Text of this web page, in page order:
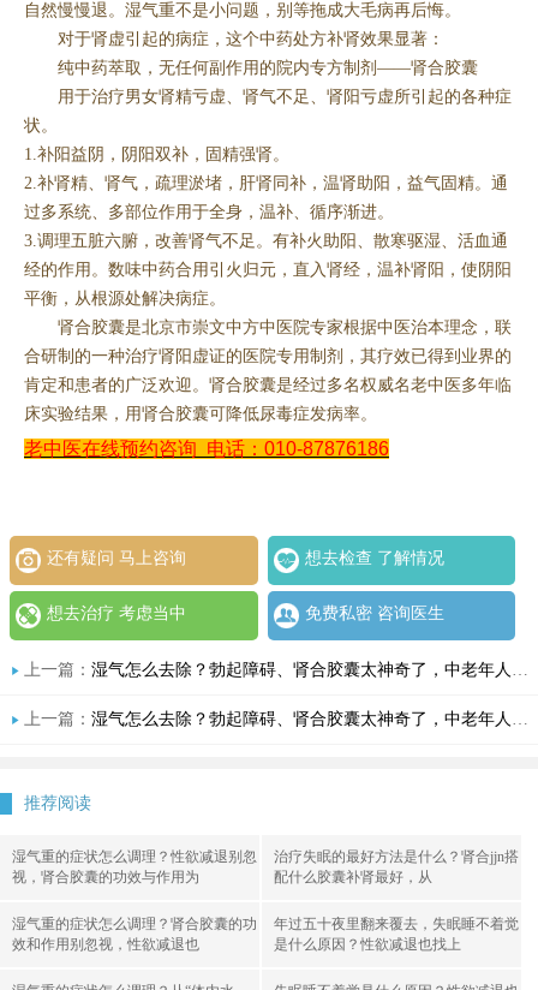
自然慢慢退。湿气重不是小问题，别等拖成大毛病再后悔。
对于肾虚引起的病症，这个中药处方补肾效果显著：
纯中药萃取，无任何副作用的院内专方制剂——肾合胶囊
用于治疗男女肾精亏虚、肾气不足、肾阳亏虚所引起的各种症
状。
1.补阳益阴，阴阳双补，固精强肾。
2.补肾精、肾气，疏理淤堵，肝肾同补，温肾助阳，益气固精。通
过多系统、多部位作用于全身，温补、循序渐进。
3.调理五脏六腑，改善肾气不足。有补火助阳、散寒驱湿、活血通
经的作用。数味中药合用引火归元，直入肾经，温补肾阳，使阴阳
平衡，从根源处解决病症。
肾合胶囊是北京市崇文中方中医院专家根据中医治本理念，联
合研制的一种治疗肾阳虚证的医院专用制剂，其疗效已得到业界的
肯定和患者的广泛欢迎。肾合胶囊是经过多名权威名老中医多年临
床实验结果，用肾合胶囊可降低尿毒症发病率。
老中医在线预约咨询 电话：010-87876186
还有疑问 马上咨询 想去检查 了解情况
想去治疗 考虑当中 免费私密 咨询医生
上一篇： 湿气怎么去除？勃起障碍、肾合胶囊太神奇了，中老年人必看的湿邪真相
上一篇： 湿气怎么去除？勃起障碍、肾合胶囊太神奇了，中老年人必看的湿邪真相
推荐阅读
湿气重的症状怎么调理？性欲减退别忽
视，肾合胶囊的功效与作用为
治疗失眠的最好方法是什么？肾合jjn搭
配什么胶囊补肾最好，从
湿气重的症状怎么调理？肾合胶囊的功
效和作用别忽视，性欲减退也
年过五十夜里翻来覆去，失眠睡不着觉
是什么原因？性欲减退也找上